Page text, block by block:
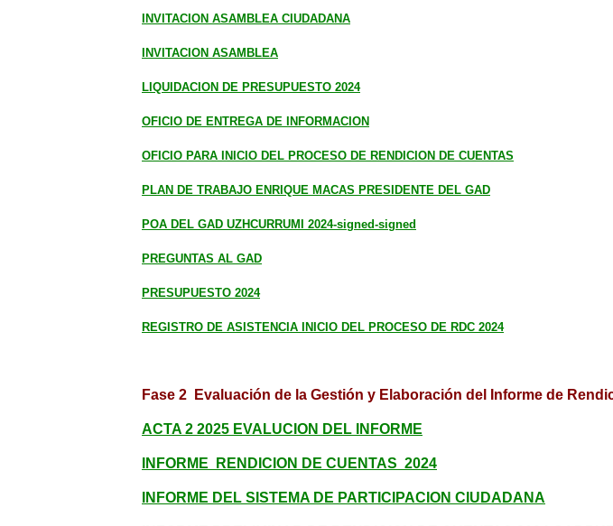
INVITACION ASAMBLEA CIUDADANA
INVITACION ASAMBLEA
LIQUIDACION DE PRESUPUESTO 2024
OFICIO DE ENTREGA DE INFORMACION
OFICIO PARA INICIO DEL PROCESO DE RENDICION DE CUENTAS
PLAN DE TRABAJO ENRIQUE MACAS PRESIDENTE DEL GAD
POA DEL GAD UZHCURRUMI 2024-signed-signed
PREGUNTAS AL GAD
PRESUPUESTO 2024
REGISTRO DE ASISTENCIA INICIO DEL PROCESO DE RDC 2024
Fase 2 Evaluación de la Gestión y Elaboración del Informe de
ACTA 2 2025 EVALUCION DEL INFORME
INFORME RENDICION DE CUENTAS 2024
INFORME DEL SISTEMA DE PARTICIPACION CIUDADANA